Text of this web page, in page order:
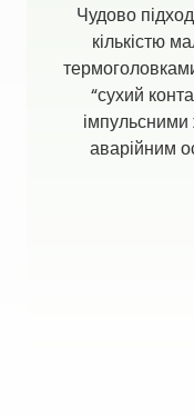
Чудово
кількістю
“сухий
аварійним